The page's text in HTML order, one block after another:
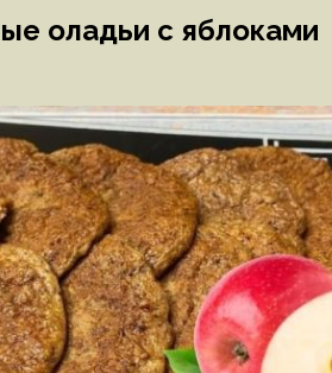
оладьи с яблоками